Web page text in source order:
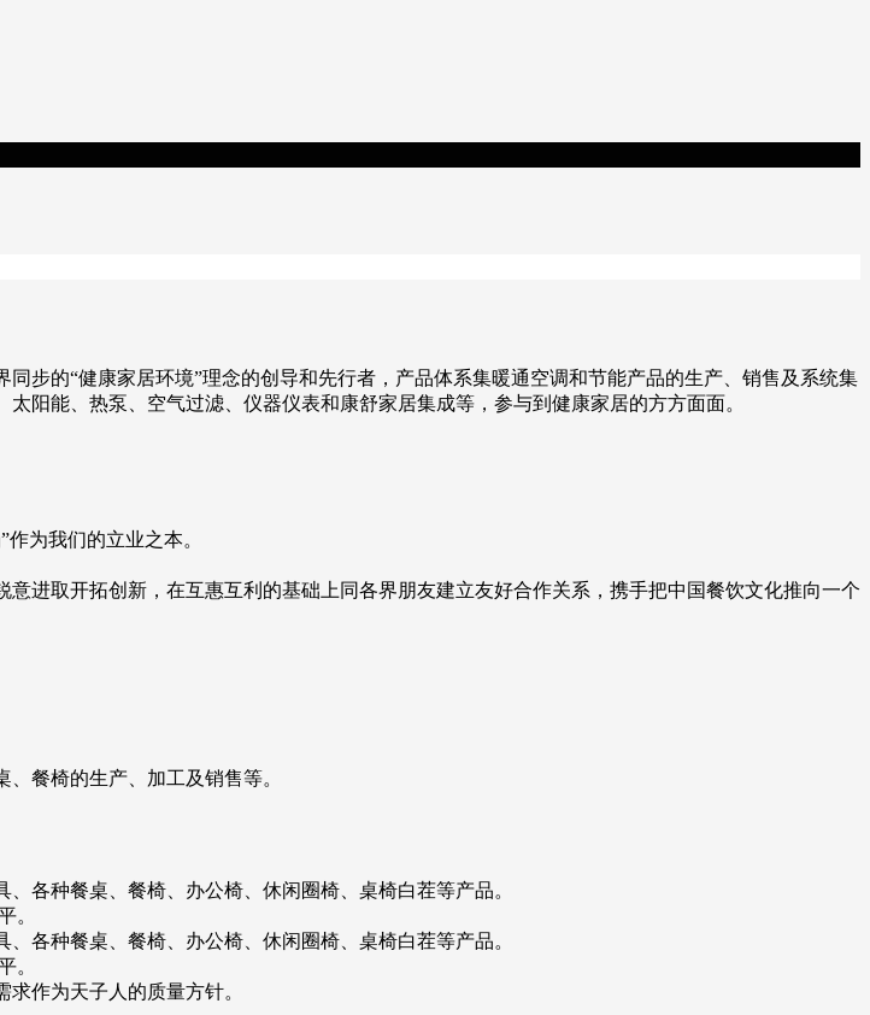
步的“健康家居环境”理念的创导和先行者，产品体系集暖通空调和节能产品的生产、销售及系统集
阳能、热泵、空气过滤、仪器仪表和康舒家居集成等，参与到健康家居的方方面面。
为我们的立业之本。
进取开拓创新，在互惠互利的基础上同各界朋友建立友好合作关系，携手把中国餐饮文化推向一个
餐椅的生产、加工及销售等。
各种餐桌、餐椅、办公椅、休闲圈椅、桌椅白茬等产品。
。
各种餐桌、餐椅、办公椅、休闲圈椅、桌椅白茬等产品。
。
作为天子人的质量方针。